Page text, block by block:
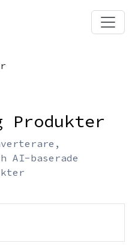
Produkter
AI-baserade